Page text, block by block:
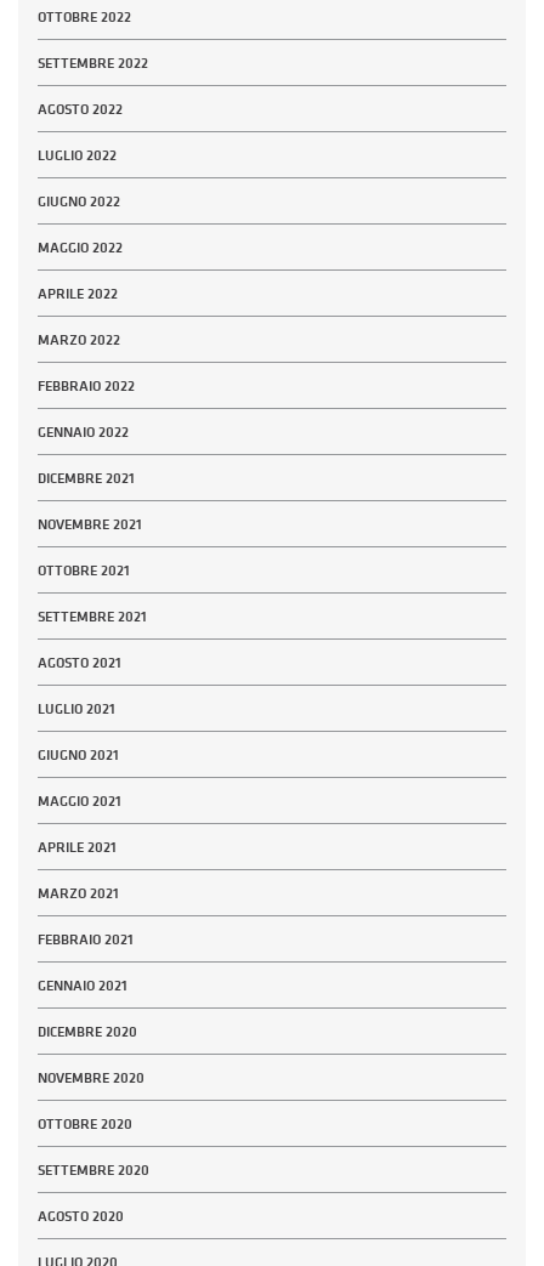
OTTOBRE 2022
SETTEMBRE 2022
AGOSTO 2022
LUGLIO 2022
GIUGNO 2022
MAGGIO 2022
APRILE 2022
MARZO 2022
FEBBRAIO 2022
GENNAIO 2022
DICEMBRE 2021
NOVEMBRE 2021
OTTOBRE 2021
SETTEMBRE 2021
AGOSTO 2021
LUGLIO 2021
GIUGNO 2021
MAGGIO 2021
APRILE 2021
MARZO 2021
FEBBRAIO 2021
GENNAIO 2021
DICEMBRE 2020
NOVEMBRE 2020
OTTOBRE 2020
SETTEMBRE 2020
AGOSTO 2020